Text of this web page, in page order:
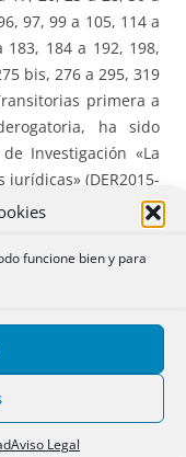
funcione bien y para
Aviso Legal
97, 99 a 105, 114 a
183, 184 a 192, 198,
bis, 276 a 295, 319
primera a
ha sido
Investigación «La
(DER2015-
de Economía y
principales son los
Luelmo y D. Jacobo
23 a 28, 30 a 41, 43
a 105, 114 a 116,
a 192, 198, 204,
276 a 295, y 319 a
Proyecto Redes de